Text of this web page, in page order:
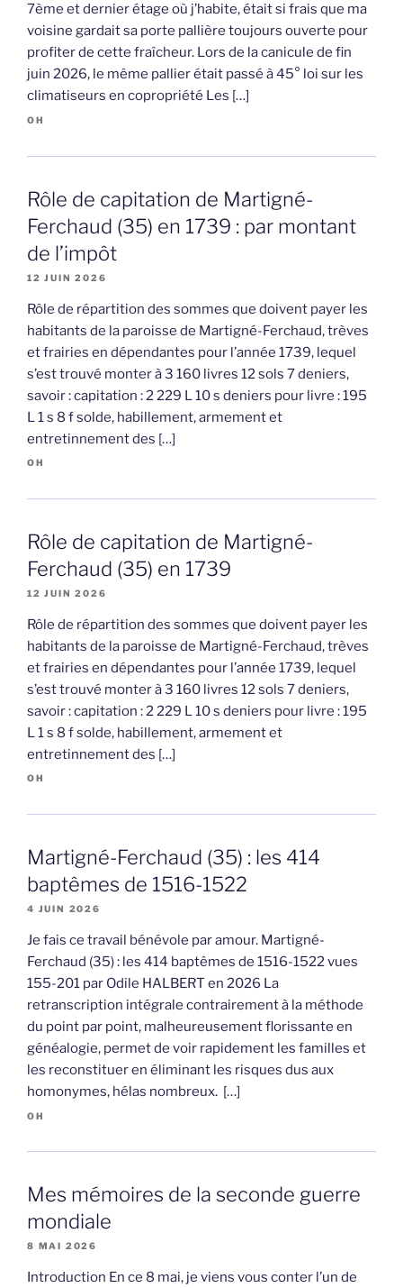
7ème et dernier étage où j’habite, était si frais que ma
voisine gardait sa porte pallière toujours ouverte pour
profiter de cette fraîcheur. Lors de la canicule de fin
juin 2026, le même pallier était passé à 45° loi sur les
climatiseurs en copropriété Les […]
OH
Rôle de capitation de Martigné-
Ferchaud (35) en 1739 : par montant
de l’impôt
12 JUIN 2026
Rôle de répartition des sommes que doivent payer les
habitants de la paroisse de Martigné-Ferchaud, trèves
et frairies en dépendantes pour l’année 1739, lequel
s’est trouvé monter à 3 160 livres 12 sols 7 deniers,
savoir : capitation : 2 229 L 10 s deniers pour livre : 195
L 1 s 8 f solde, habillement, armement et
entretinnement des […]
OH
Rôle de capitation de Martigné-
Ferchaud (35) en 1739
12 JUIN 2026
Rôle de répartition des sommes que doivent payer les
habitants de la paroisse de Martigné-Ferchaud, trèves
et frairies en dépendantes pour l’année 1739, lequel
s’est trouvé monter à 3 160 livres 12 sols 7 deniers,
savoir : capitation : 2 229 L 10 s deniers pour livre : 195
L 1 s 8 f solde, habillement, armement et
entretinnement des […]
OH
Martigné-Ferchaud (35) : les 414
baptêmes de 1516-1522
4 JUIN 2026
Je fais ce travail bénévole par amour. Martigné-
Ferchaud (35) : les 414 baptêmes de 1516-1522 vues
155-201 par Odile HALBERT en 2026 La
retranscription intégrale contrairement à la méthode
du point par point, malheureusement florissante en
généalogie, permet de voir rapidement les familles et
les reconstituer en éliminant les risques dus aux
homonymes, hélas nombreux. […]
OH
Mes mémoires de la seconde guerre
mondiale
8 MAI 2026
Introduction En ce 8 mai, je viens vous conter l’un de